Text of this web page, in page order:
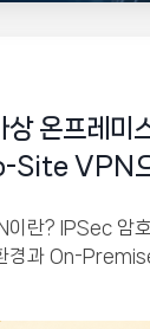
상 온프레미
VPN으
란? IPSec 암호
경과 On-